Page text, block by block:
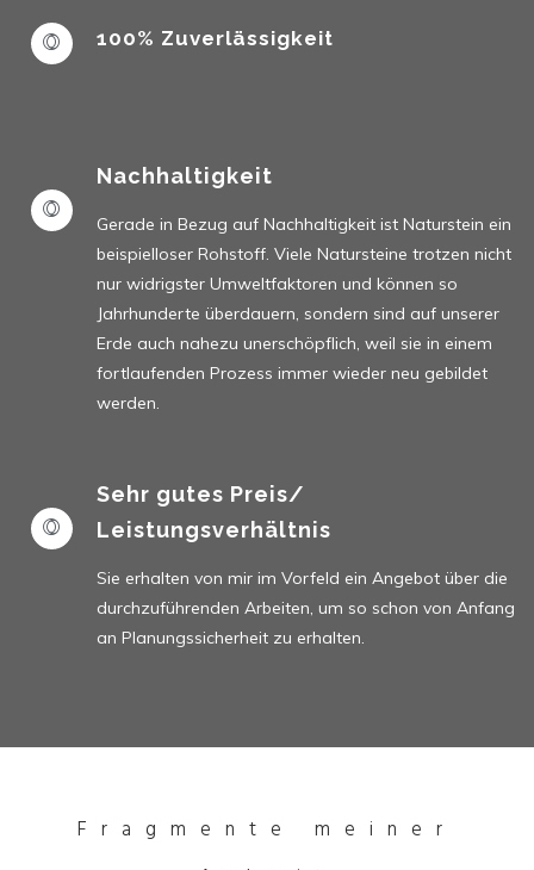
100% Zuverlässigkeit
Nachhaltigkeit
Gerade in Bezug auf Nachhaltigkeit ist Naturstein ein
beispielloser Rohstoff. Viele Natursteine trotzen nicht
nur widrigster Umweltfaktoren und können so
Jahrhunderte überdauern, sondern sind auf unserer
Erde auch nahezu unerschöpflich, weil sie in einem
fortlaufenden Prozess immer wieder neu gebildet
werden.
Sehr gutes Preis/
Leistungsverhältnis
Sie erhalten von mir im Vorfeld ein Angebot über die
durchzuführenden Arbeiten, um so schon von Anfang
an Planungssicherheit zu erhalten.
Fragmente meiner